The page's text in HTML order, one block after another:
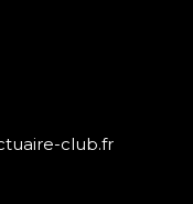
club.fr